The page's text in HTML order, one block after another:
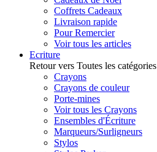
Coffrets Cadeaux
Livraison rapide
Pour Remercier
Voir tous les articles
Ecriture
Retour vers Toutes les catégories
Crayons
Crayons de couleur
Porte-mines
Voir tous les Crayons
Ensembles d'Écriture
Marqueurs/Surligneurs
Stylos